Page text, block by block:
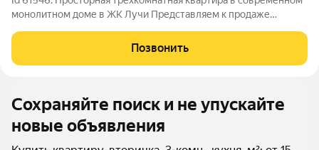
монолитном доме в ЖК Лучи Представляем к продаже
площадью 86 м в современном жилом комплексе 2020 года
постройки. Объект расположен на 10
Позвонить
Сохраняйте поиск и не упускайте
новые объявления